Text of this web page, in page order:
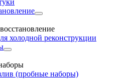
холодной реконструкции
(пробные наборы)